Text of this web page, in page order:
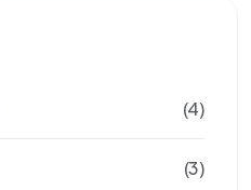
(4)
(3)